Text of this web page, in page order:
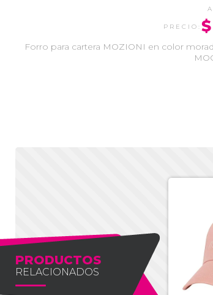
Forro para cartera MOZIONI en color
PRODUCTOS
RELACIONADOS